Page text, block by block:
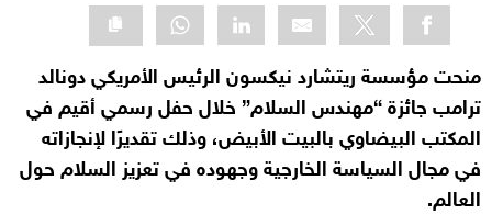
منحت مؤسسة ريتشارد نيكسون الرئيس الأمريكي دونالد
ترامب جائزة “مهندس السلام” خلال حفل رسمي أقيم في
المكتب البيضاوي بالبيت الأبيض، وذلك تقديرًا لإنجازاته
في مجال السياسة الخارجية وجهوده في تعزيز السلام حول
العالم.